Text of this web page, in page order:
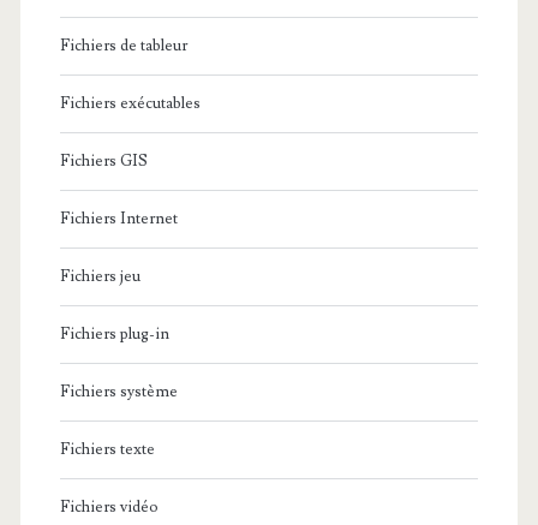
Fichiers de tableur
Fichiers exécutables
Fichiers GIS
Fichiers Internet
Fichiers jeu
Fichiers plug-in
Fichiers système
Fichiers texte
Fichiers vidéo